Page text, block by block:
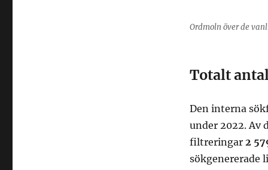
Ordmoln över de
Totalt
Den interna
under 2022. Av
filtreringar 2
sökgenererade